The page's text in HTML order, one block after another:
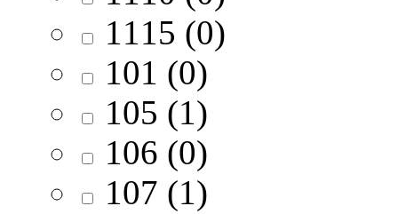
1115 (0)
101 (0)
105 (1)
106 (0)
107 (1)